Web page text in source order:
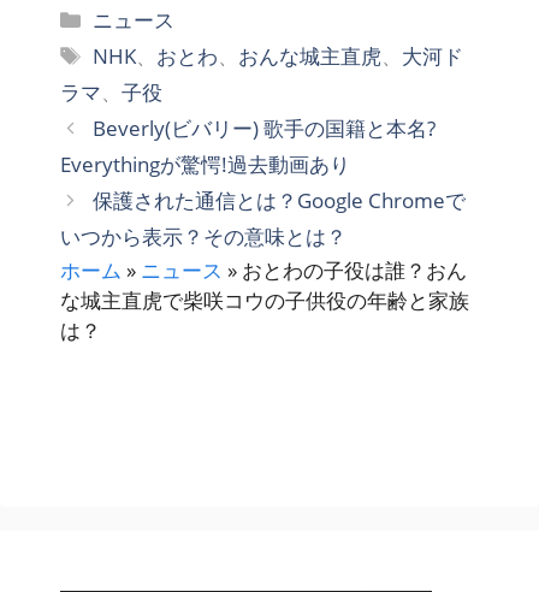
カ
テ
リ
ー
ニュース
タ
グ
NHK、 おとわ、 おんな城主直虎、 大河ド
ラマ、 子役
Beverly(ビバリー) 歌手の国籍と本名?
Everythingが驚愕!過去動画あり
保護された通信とは？Google Chromeで
いつから表示？その意味とは？
ホーム » ニュース » おとわの子役は誰？おん
な城主直虎で柴咲コウの子供役の年齢と家族
は？